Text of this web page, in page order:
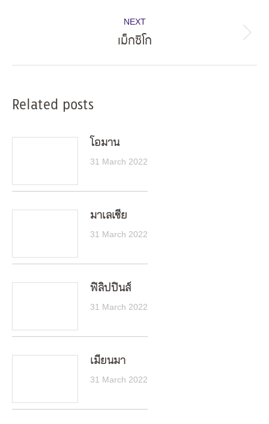
NEXT
Next
เม็กซิโก
Related posts
โอมาน
31 March 2022
มาเลเซีย
31 March 2022
ฟิลิปปินส์
31 March 2022
เมียนมา
31 March 2022